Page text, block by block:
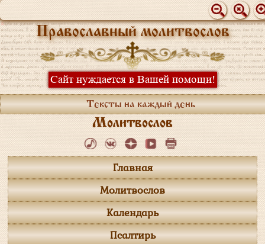
Православный молитвослов
Сайт нуждается в Вашей помощи!
Тексты на каждый день
Молитвослов
Главная
Молитвослов
Календарь
Псалтирь